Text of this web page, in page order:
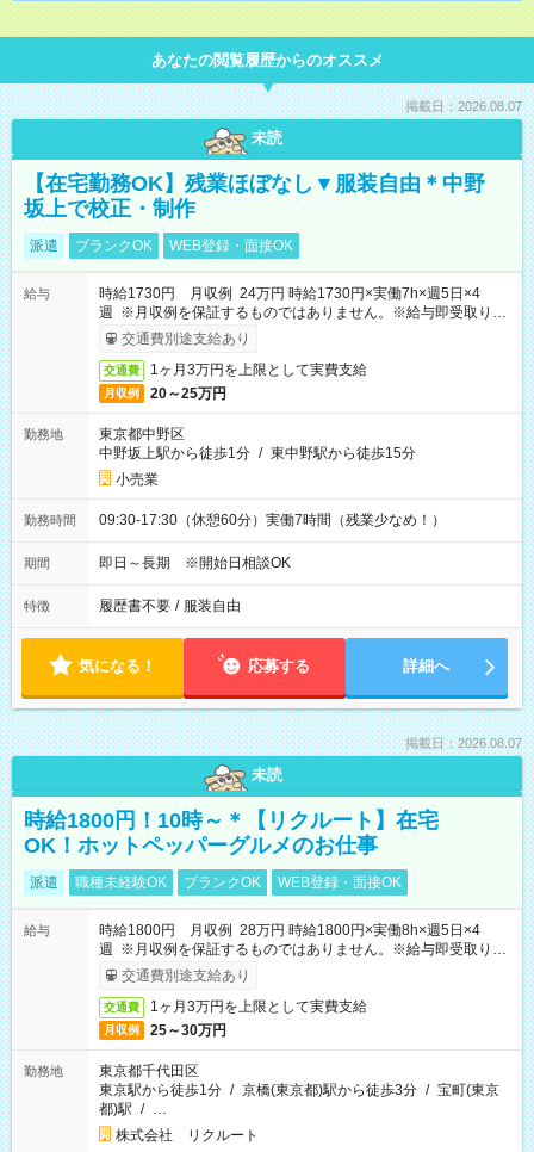
あなたの閲覧履歴からのオススメ
掲載日：2026.08.07
未読
【在宅勤務OK】残業ほぼなし▼服装自由＊中野
坂上で校正・制作
派遣 ブランクOK WEB登録・面接OK
給与
時給1730円 月収例 24万円 時給1730円×実働7h×週5日×4
週 ※月収例を保証するものではありません。※給与即受取りサ
ービス利用可（利用条件有）
交通費別途支給あり
交通費 1ヶ月3万円を上限として実費支給
月収例 20～25万円
勤務地
東京都中野区
中野坂上駅から徒歩1分 / 東中野駅から徒歩15分
小売業
勤務時間 09:30-17:30（休憩60分）実働7時間（残業少なめ！）
期間 即日～長期 ※開始日相談OK
特徴 履歴書不要 / 服装自由
気になる！ 応募する 詳細へ
掲載日：2026.08.07
未読
時給1800円！10時～＊【リクルート】在宅
OK！ホットペッパーグルメのお仕事
派遣 職種未経験OK ブランクOK WEB登録・面接OK
給与
時給1800円 月収例 28万円 時給1800円×実働8h×週5日×4
週 ※月収例を保証するものではありません。※給与即受取りサ
ービス利用可（利用条件有）
交通費別途支給あり
交通費 1ヶ月3万円を上限として実費支給
月収例 25～30万円
勤務地
東京都千代田区
東京駅から徒歩1分 / 京橋(東京都)駅から徒歩3分 / 宝町(東京
都)駅 / …
株式会社 リクルート